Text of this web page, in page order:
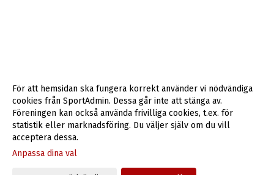
Gå till Webbversion
För att hemsidan ska fungera korrekt använder vi nödvändiga
cookies från SportAdmin. Dessa går inte att stänga av.
Föreningen kan också använda frivilliga cookies, t.ex. för
statistik eller marknadsföring. Du väljer själv om du vill
acceptera dessa.
Anpassa dina val